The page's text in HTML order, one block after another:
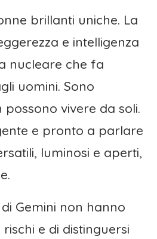
brillanti uniche. La
e intelligenza
nucleare che fa
uomini. Sono
vivere da soli.
e pronto a parlare
luminosi e aperti,
Gemini non hanno
e di distinguersi